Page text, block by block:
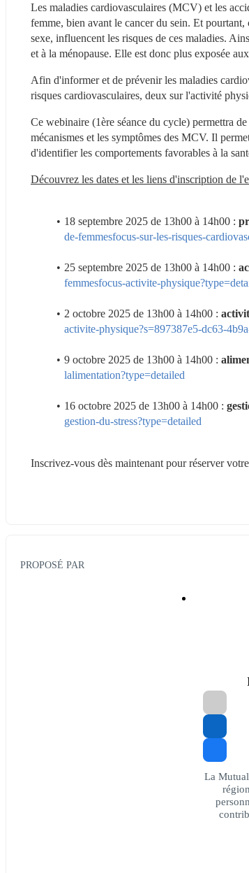
Les maladies cardiovasculaires (MCV) et les
femme, bien avant le cancer du sein. Et
sexe, influencent les risques de ces maladies.
et à la ménopause. Elle est donc plus exposée
Afin d'informer et de prévenir les maladies
risques cardiovasculaires, deux sur l'activité
Ce webinaire (1ère séance du cycle) permettra
mécanismes et les symptômes des MCV. Il
d'identifier les comportements favorables à la
Découvrez les dates et les liens d'inscription de
18 septembre 2025 de 13h00 à 14h00 :
de-femmesfocus-sur-les-risques-
25 septembre 2025 de 13h00 à 14h00 :
femmesfocus-activite-
2 octobre 2025 de 13h00 à 14h00 :
activite-physique?s=897387e5-dc63-
9 octobre 2025 de 13h00 à 14h00 :
lalimentation?type=detailed
16 octobre 2025 de 13h00 à 14h00 :
gestion-du-stress?type=detailed
Inscrivez-vous dès maintenant pour réserver
PROPOSÉ PAR
La